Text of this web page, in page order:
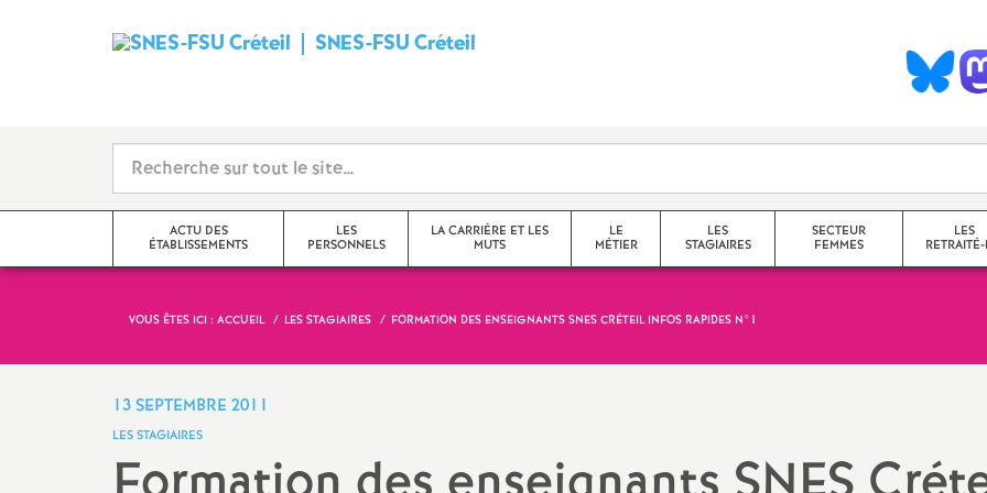
SNES-FSUCréteil
d
i
c
ACTU DES
ÉTABLISSEMENTS
Seine-Saint-Denis
LES
PERSONNELS
Cpe
documentalistes
LA CARRIÈRE ET LES
MUTS
LE
MÉTIER
contenus
LES
STAGIAIRES
SECTEUR
FEMMES
LES
VOUS ÊTES ICI : ACCUEIL LES STAGIAIRES FORMATION DES ENSEIGNANTS SNES CRÉTEIL INFOS RAPIDES N°1
13 SEPTEMBRE 2011
LES STAGIAIRES